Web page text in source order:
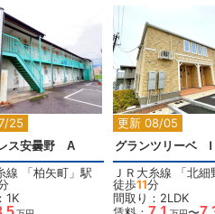
25
2
ス安曇野 A
線 「柏矢町 」駅
1K
更新 08/05
2
グランツリーベ Ⅰ
ＪＲ大糸線 「北細
徒歩11分
間取り：2LDK